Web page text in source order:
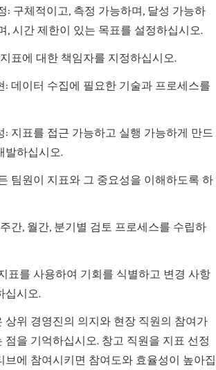
: 구체적이고, 측정 가능하며, 달성 가능하
, 시간 제한이 있는 목표를 설정하십시오.
표에 대한 책임자를 지정하십시오.
: 데이터 수집에 필요한 기술과 프로세스를
: 지표를 접근 가능하고 실행 가능하게 만드
발하십시오.
팀원이 지표와 그 중요성을 이해하도록 하
간, 월간, 분기별 검토 프로세스를 수립하
표를 사용하여 기회를 식별하고 변경 사항
십시오.
상위 경영진의 의지와 현장 직원의 참여가
점을 기억하십시오. 창고 직원을 지표 선정
브에 참여시키면 참여도와 효율성이 높아집